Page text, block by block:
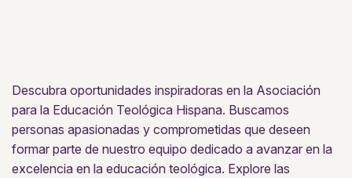
Descubra oportunidades inspiradoras en la Asociación
para la Educación Teológica Hispana. Buscamos
personas apasionadas y comprometidas que deseen
formar parte de nuestro equipo dedicado a avanzar en la
excelencia en la educación teológica. Explore las